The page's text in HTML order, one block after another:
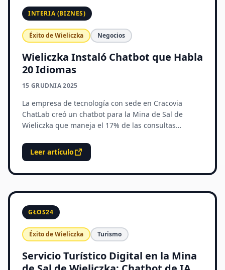
INTERIA (BIZNES)
Éxito de Wieliczka Negocios
Wieliczka Instaló Chatbot que Habla
20 Idiomas
15 GRUDNIA 2025
La empresa de tecnología con sede en Cracovia
ChatLab creó un chatbot para la Mina de Sal de
Wieliczka que maneja el 17% de las consultas
Leer artículo
GŁOS24
Éxito de Wieliczka Turismo
Servicio Turístico Digital en la Mina